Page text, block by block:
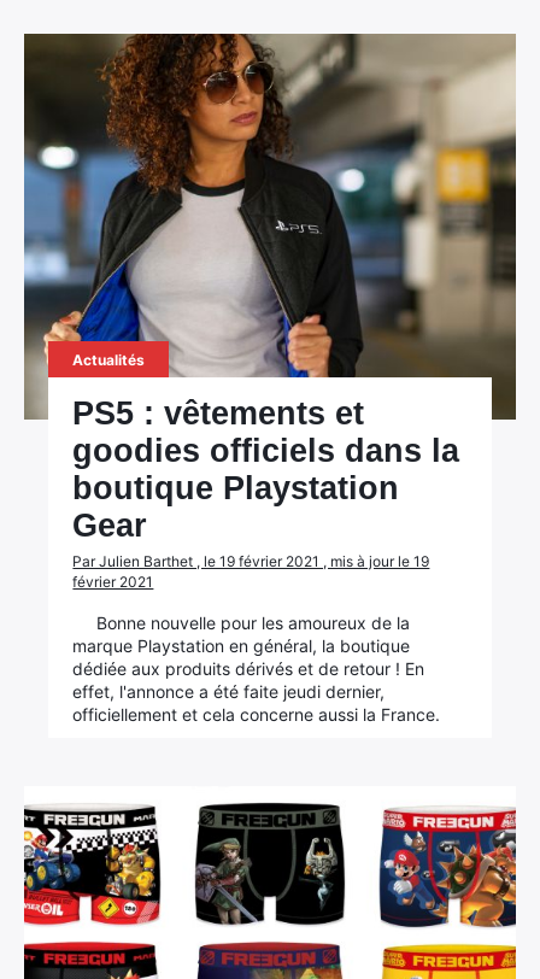
Actualités
PS5 : vêtements et
goodies officiels dans la
boutique Playstation
Gear
Par Julien Barthet , le 19 février 2021 , mis à jour le 19
février 2021
Bonne nouvelle pour les amoureux de la
marque Playstation en général, la boutique
dédiée aux produits dérivés et de retour ! En
effet, l'annonce a été faite jeudi dernier,
officiellement et cela concerne aussi la France.